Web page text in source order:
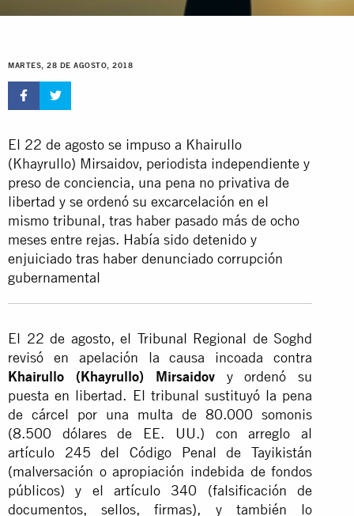
MARTES, 28 DE AGOSTO, 2018
El 22 de agosto se impuso a Khairullo
(Khayrullo) Mirsaidov, periodista independiente y
preso de conciencia, una pena no privativa de
libertad y se ordenó su excarcelación en el
mismo tribunal, tras haber pasado más de ocho
meses entre rejas. Había sido detenido y
enjuiciado tras haber denunciado corrupción
gubernamental
El 22 de agosto, el Tribunal Regional de Soghd
revisó en apelación la causa incoada contra
Khairullo (Khayrullo) Mirsaidovy ordenó su
puesta en libertad. El tribunal sustituyó la pena
de cárcel por una multa de 80.000 somonis
(8.500 dólares de EE. UU.) con arreglo al
artículo 245 del Código Penal de Tayikistán
(malversación o apropiación indebida de fondos
públicos) y el artículo 340 (falsificación de
documentos, sellos, firmas), y también lo